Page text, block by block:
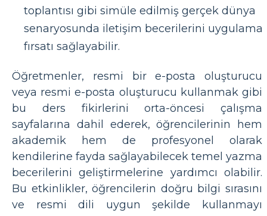
toplantısı gibi simüle edilmiş gerçek dünya
senaryosunda iletişim becerilerini uygulama
fırsatı sağlayabilir.
Öğretmenler, resmi bir e-posta oluşturucu
veya resmi e-posta oluşturucu kullanmak gibi
bu ders fikirlerini orta-öncesi çalışma
sayfalarına dahil ederek, öğrencilerinin hem
akademik hem de profesyonel olarak
kendilerine fayda sağlayabilecek temel yazma
becerilerini geliştirmelerine yardımcı olabilir.
Bu etkinlikler, öğrencilerin doğru bilgi sırasını
ve resmi dili uygun şekilde kullanmayı